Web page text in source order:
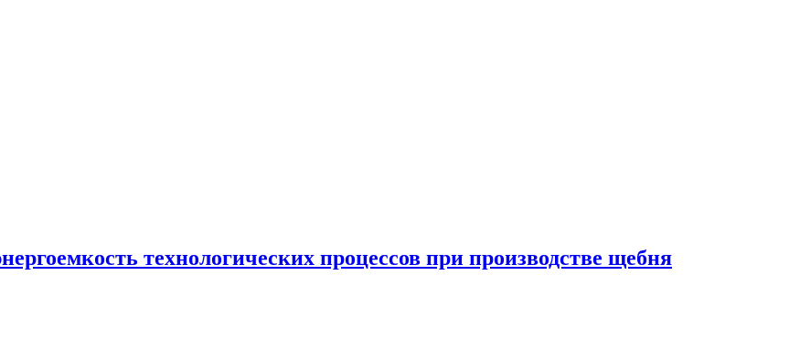
технологических процессов при производстве щебня